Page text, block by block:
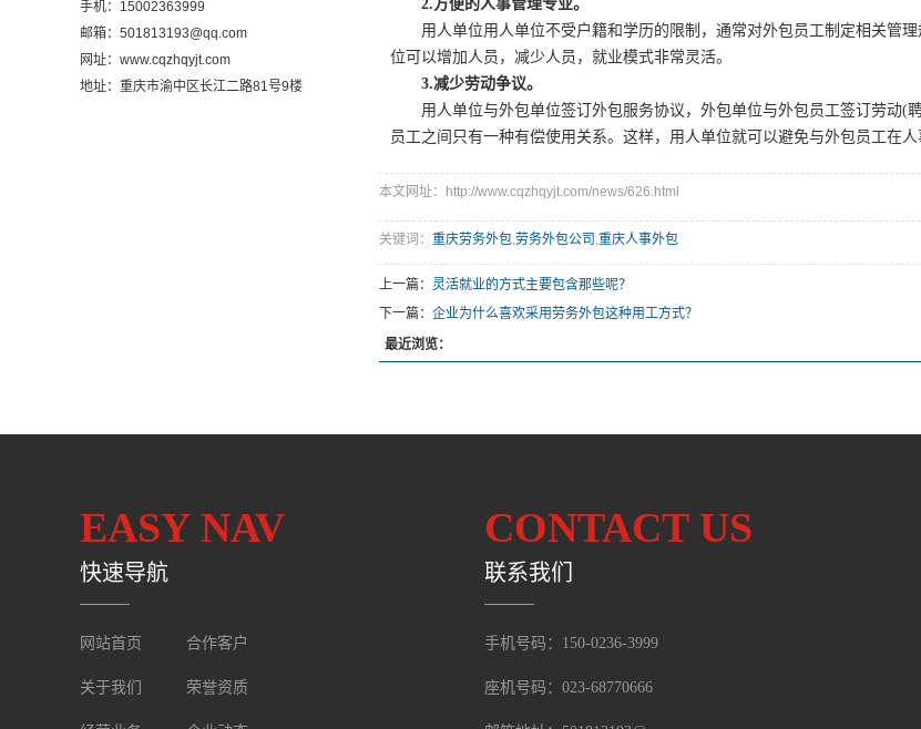
手机：15002363999
邮箱：501813193@qq.com
网址：www.cqzhqyjt.com
地址：重庆市渝中区长江二路81号9楼
2.方便的人事管理专业。
用人单位用人单位不受户籍和学历的限制，通常对外包员工制定相关管理
位可以增加人员，减少人员，就业模式非常灵活。
3.减少劳动争议。
用人单位与外包单位签订外包服务协议，外包单位与外包员工签订劳动(
员工之间只有一种有偿使用关系。这样，用人单位就可以避免与外包员工在人
本文网址：http://www.cqzhqyjt.com/news/626.html
关键词： 重庆劳务外包,劳务外包公司 ,重庆人事外包
上一篇： 灵活就业的方式主要包含那些呢？
下一篇： 企业为什么喜欢采用劳务外包这种用工方式？
最近浏览：
EASY NAV
快速导航
网站首页 合作客户
关于我们 荣誉资质
CONTACT US
联系我们
手机号码：150-0236-3999
座机号码：023-68770666